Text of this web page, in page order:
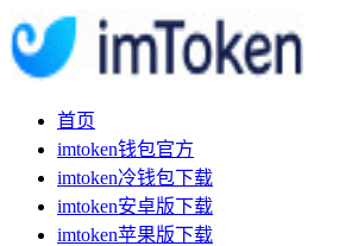
首页
imtoken钱包官方
imtoken冷钱包下载
imtoken安卓版下载
imtoken苹果版下载